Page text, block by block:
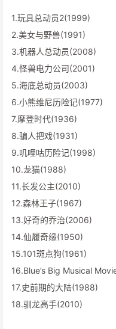
1.玩具总动员2(1999)
2.美女与野兽(1991)
3.机器人总动员(2008)
4.怪兽电力公司(2001)
5.海底总动员(2003)
6.小熊维尼历险记(1977)
7.摩登时代(1936)
8.骗人把戏(1931)
9.叽哩咕历险记(1998)
10.龙猫(1988)
11.长发公主(2010)
12.森林王子(1967)
13.好奇的乔治(2006)
14.仙履奇缘(1950)
15.101斑点狗(1961)
16.Blue’s Big Musical
17.史前期的大陆(1988)
18.驯龙高手(2010)